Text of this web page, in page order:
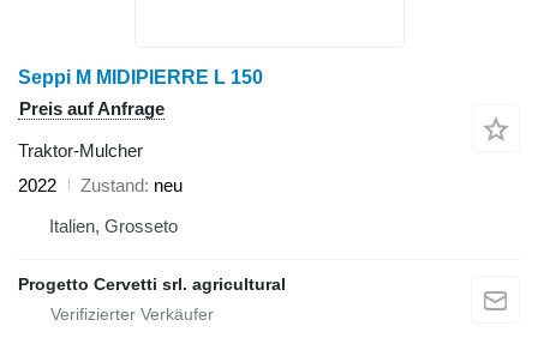
Seppi M MIDIPIERRE L 150
Preis auf Anfrage
Traktor-Mulcher
2022
Zustand neu
Italien, Grosseto
Progetto Cervetti srl. agricultural